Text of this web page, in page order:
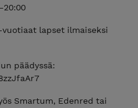
lapset ilmaiseksi
päädyssä:
Smartum, Edenred tai